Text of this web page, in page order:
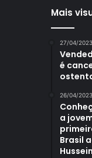
Mais
27/04/2023
é
26/04/2023
a
Brasil